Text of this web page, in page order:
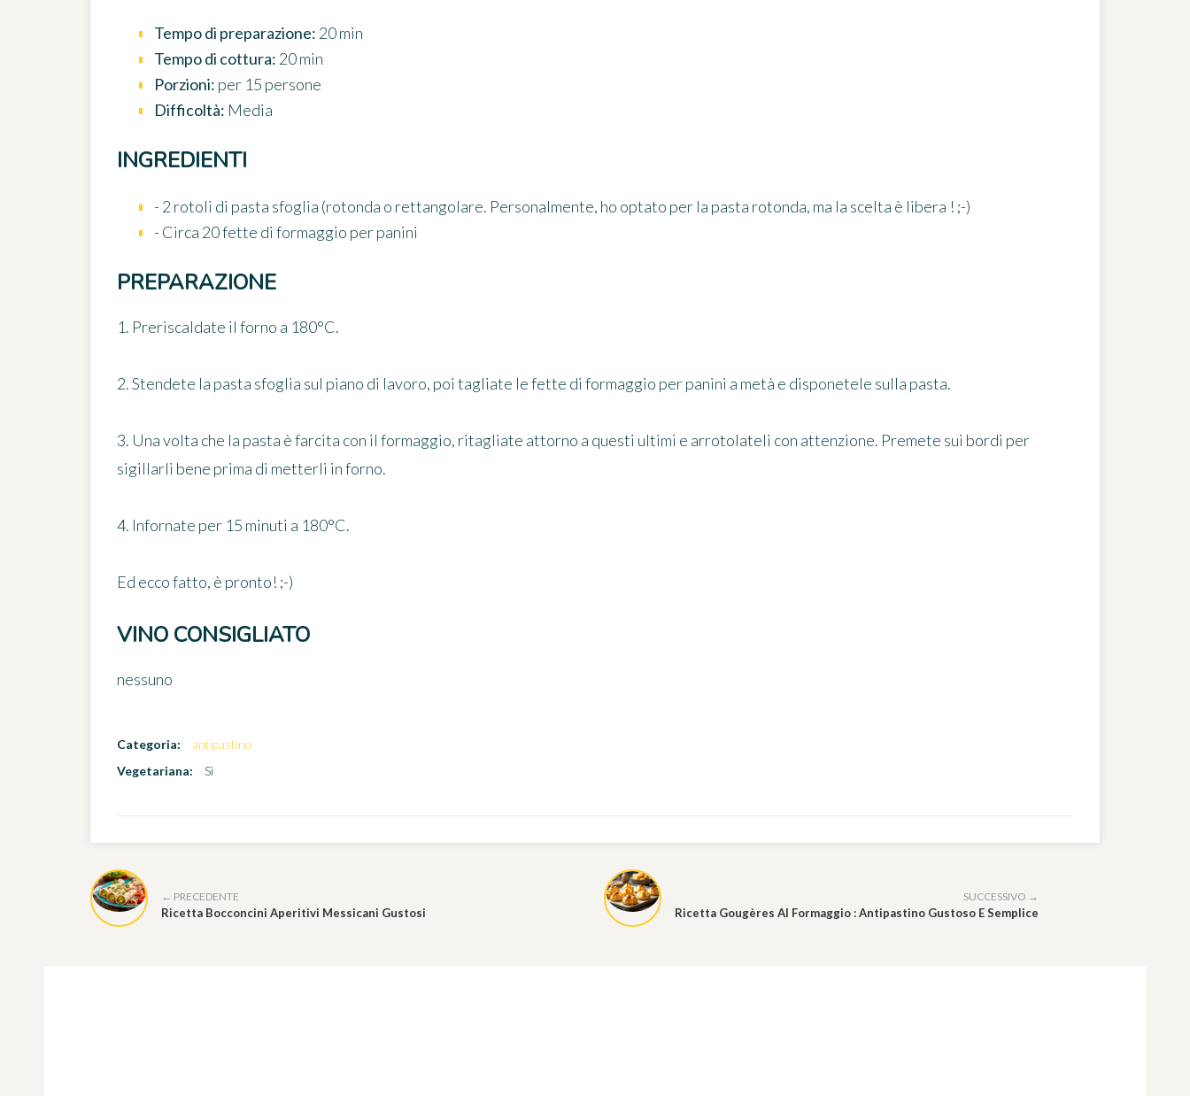
Tempo di preparazione: 20 min
Tempo di cottura: 20 min
Porzioni: per 15 persone
Difficoltà: Media
INGREDIENTI
- 2 rotoli di pasta sfoglia (rotonda o rettangolare. Personalmente, ho optato per la pasta rotonda, ma la scelta è libera ! ;-)
- Circa 20 fette di formaggio per panini
PREPARAZIONE
1. Preriscaldate il forno a 180°C.
2. Stendete la pasta sfoglia sul piano di lavoro, poi tagliate le fette di formaggio per panini a metà e disponetele sulla pasta.
3. Una volta che la pasta è farcita con il formaggio, ritagliate attorno a questi ultimi e arrotolateli con attenzione. Premete sui bordi per
sigillarli bene prima di metterli in forno.
4. Infornate per 15 minuti a 180°C.
Ed ecco fatto, è pronto! ;-)
VINO CONSIGLIATO
nessuno
Categoria:
antipastino
Vegetariana:
Sì
← PRECEDENTE
Ricetta Bocconcini Aperitivi Messicani Gustosi
SUCCESSIVO →
Ricetta Gougères Al Formaggio : Antipastino Gustoso E Semplice